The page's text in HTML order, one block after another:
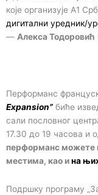
које организује А1
дигитални уредник/
— Алекса Тодоровић
Перформанс
Expansion” биће
сали пословног
17.30 до 19 часова и
перформанс можете
местима, као ина
Подршку програму